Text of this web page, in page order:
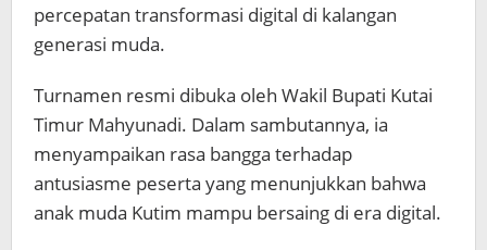
percepatan transformasi digital di kalangan
generasi muda.
Turnamen resmi dibuka oleh Wakil Bupati Kutai
Timur Mahyunadi. Dalam sambutannya, ia
menyampaikan rasa bangga terhadap
antusiasme peserta yang menunjukkan bahwa
anak muda Kutim mampu bersaing di era digital.